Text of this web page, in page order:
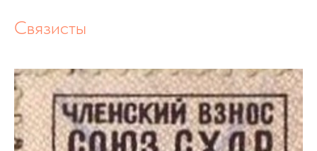
Связисты